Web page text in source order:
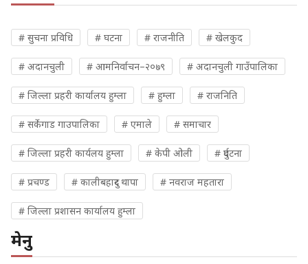
# सुचना प्रविधि # घटना # राजनीति # खेलकुद
# अदानचुली # आमनिर्वाचन–२०७९ # अदानचुली गाउँपालिका
# जिल्ला प्रहरी कार्यालय हुम्ला # हुम्ला # राजनिति
# सर्केगाड गाउपालिका # एमाले # समाचार
# जिल्ला प्रहरी कार्यलय हुम्ला # केपी ओली # दुर्घटना
# प्रचण्ड # कालीबहादुर थापा # नवराज महतारा
# जिल्ला प्रशासन कार्यालय हुम्ला
मेनु